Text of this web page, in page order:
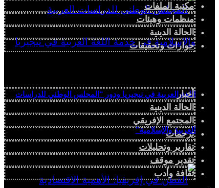
اللغة العربية في نيجيريا ودور “المجلس الوطني للدراسات
العربية والإسلامية”
مكتبة الملفات
منظمات وهيئات
الحالة الدينية
حوارات وتحقيقات
أخبار
الحالة الدينية
المجتمع الإفريقي
ترجمات
تقارير وتحليلات
تقدير موقف
ثقافة وأدب